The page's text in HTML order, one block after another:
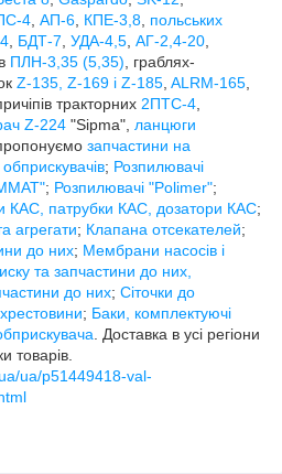
4 АП-6 КПЕ-3,8 польських
БДТ-7 УДА-4,5 АГ-2,4-20
ПЛН-3,35 (5,35) , граблях-
Z-135, Z-169 і Z-185 ALRM-165
тракторних 2ПТС-4
Z-224 "Sipma", ланцюги
запчастини на
; Розпилювачі
; Розпилювачі "Polimer";
КАС, патрубки КАС, дозатори КАС;
агрегати; Клапана отсекателей;
до них; Мембрани насосів і
та запчастини до них,
до них; Сіточки до
; Баки, комплектуючі
. Доставка в усі регіони
товарів.
ua/p51449418-val-